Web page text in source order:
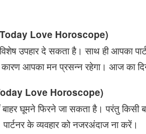
Today Love Horoscope)
उपहार दे सकता है। साथ ही आपका
आपका मन प्रसन्न रहेगा। आज का
Love Horoscope)
घूमने फिरने जा सकता है। परंतु
के व्यवहार को नजरअंदाज ना करें।